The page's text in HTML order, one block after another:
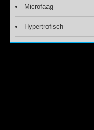
Microfaag
Hypertrofisch